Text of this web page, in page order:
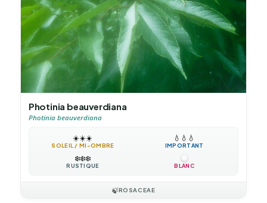
Photinia beauverdiana
Photinia beauverdiana
☀️☀️☀️
SOLEIL / MI-OMBRE
💧 💧 💧
IMPORTANT
❄️❄️❄️
RUSTIQUE BLANC
🍃ROSACEAE